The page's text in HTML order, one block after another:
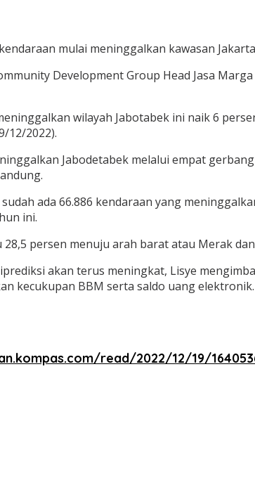
mulai meninggalkan kawasan
Development Group Head Jasa
wilayah Jabotabek ini naik 6
12/2022).
Jabodetabek melalui empat
ada 66.886 kendaraan yang
ini.
28,5 persen menuju arah barat atau Merak
akan terus meningkat, Lisye
kecukupan BBM serta saldo uang elektronik.
read/2022/12/19/